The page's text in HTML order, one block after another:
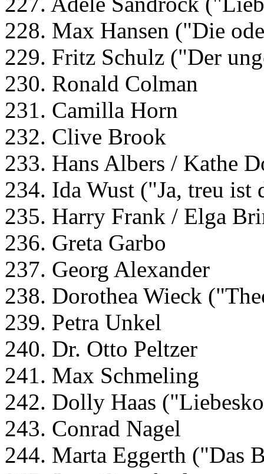
228. Max Hansen ("Die
229. Fritz Schulz ("Der
230. Ronald Colman
231. Camilla Horn
232. Clive Brook
233. Hans Albers / Kathe
234. Ida Wust ("Ja, treu ist
235. Harry Frank / Elga
236. Greta Garbo
237. Georg Alexander
238. Dorothea Wieck
239. Petra Unkel
240. Dr. Otto Peltzer
241. Max Schmeling
242. Dolly Haas
243. Conrad Nagel
244. Marta Eggerth ("Das